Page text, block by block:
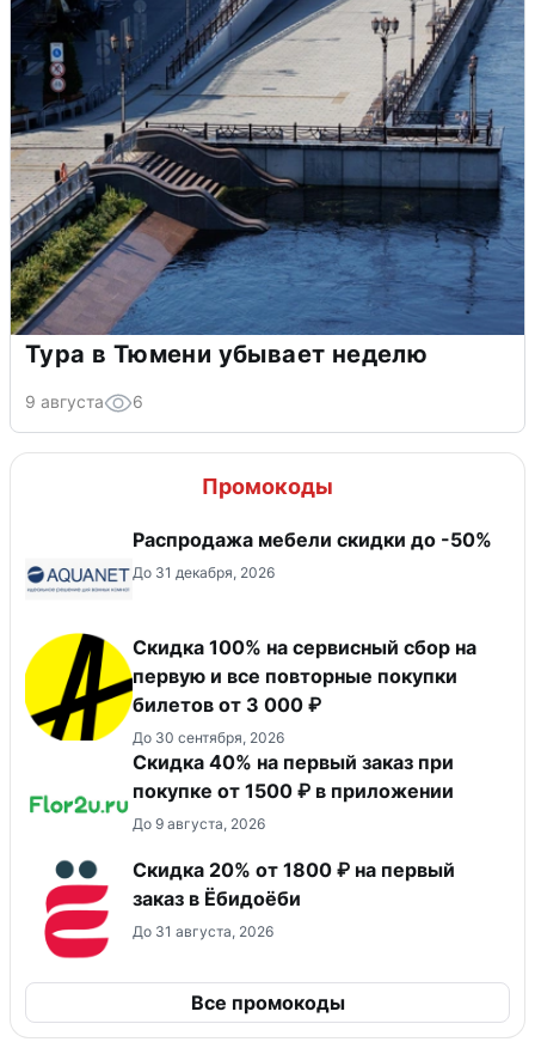
Тура в Тюмени убывает неделю
9 августа 6
Промокоды
Распродажа мебели скидки до -50%
До 31 декабря, 2026
Скидка 100% на сервисный сбор на
первую и все повторные покупки
билетов от 3 000 ₽
До 30 сентября, 2026
Скидка 40% на первый заказ при
покупке от 1500 ₽ в приложении
До 9 августа, 2026
Скидка 20% от 1800 ₽ на первый
заказ в Ёбидоёби
До 31 августа, 2026
Все промокоды